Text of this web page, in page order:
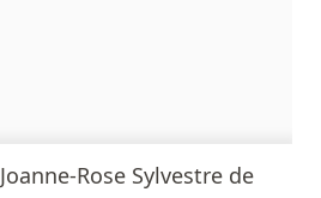
Joanne-Rose Sylvestre de